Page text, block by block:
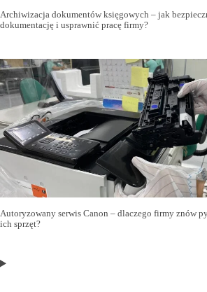
Archiwizacja dokumentów księgowych – jak
dokumentację i usprawnić pracę firmy?
Autoryzowany serwis Canon – dlaczego firmy znów
ich sprzęt?